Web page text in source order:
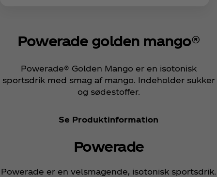
Powerade golden mango®
Powerade® Golden Mango er en isotonisk
sportsdrik med smag af mango. Indeholder sukker
og sødestoffer.
Se Produktinformation
Powerade
Powerade er en velsmagende, isotonisk sportsdrik.